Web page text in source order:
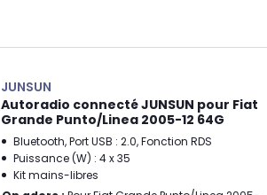
JUNSUN
Autoradio connecté JUNSUN pour Fiat
Grande Punto/Linea 2005-12 64G
Bluetooth, Port USB : 2.0, Fonction RDS
Puissance (W) : 4 x 35
Kit mains-libres